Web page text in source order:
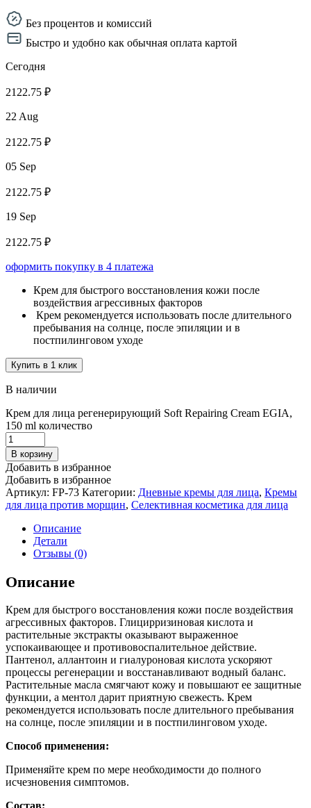
Без процентов и комиссий
Быстро и удобно как обычная оплата картой
Сегодня
2122.75 ₽
22 Aug
2122.75 ₽
05 Sep
2122.75 ₽
19 Sep
2122.75 ₽
оформить покупку в 4 платежа
Крем для быстрого восстановления кожи после
воздействия агрессивных факторов
Крем рекомендуется использовать после длительного
пребывания на солнце, после эпиляции и в
постпилинговом уходе
Купить в 1 клик
В наличии
Крем для лица регенерирующий Soft Repairing Cream EGIA,
150 ml количество
В корзину
Добавить в избранное
Добавить в избранное
Артикул: FP-73 Категории: Дневные кремы для лица, Кремы
для лица против морщин, Селективная косметика для лица
Описание
Детали
Отзывы (0)
Описание
Крем для быстрого восстановления кожи после воздействия
агрессивных факторов. Глицирризиновая кислота и
растительные экстракты оказывают выраженное
успокаивающее и противовоспалительное действие.
Пантенол, аллантоин и гиалуроновая кислота ускоряют
процессы регенерации и восстанавливают водный баланс.
Растительные масла смягчают кожу и повышают ее защитные
функции, а ментол дарит приятную свежесть. Крем
рекомендуется использовать после длительного пребывания
на солнце, после эпиляции и в постпилинговом уходе.
Способ применения:
Применяйте крем по мере необходимости до полного
исчезновения симптомов.